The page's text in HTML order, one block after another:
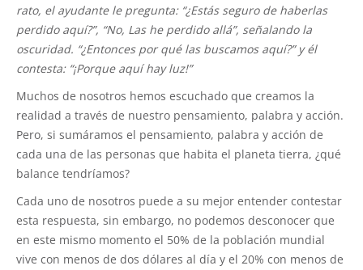
rato, el ayudante le pregunta: “¿Estás seguro de haberlas
perdido aquí?”, “No, Las he perdido allá”, señalando la
oscuridad. “¿Entonces por qué las buscamos aquí?” y él
contesta: “¡Porque aquí hay luz!”
Muchos de nosotros hemos escuchado que creamos la
realidad a través de nuestro pensamiento, palabra y acción.
Pero, si sumáramos el pensamiento, palabra y acción de
cada una de las personas que habita el planeta tierra, ¿qué
balance tendríamos?
Cada uno de nosotros puede a su mejor entender contestar
esta respuesta, sin embargo, no podemos desconocer que
en este mismo momento el 50% de la población mundial
vive con menos de dos dólares al día y el 20% con menos de